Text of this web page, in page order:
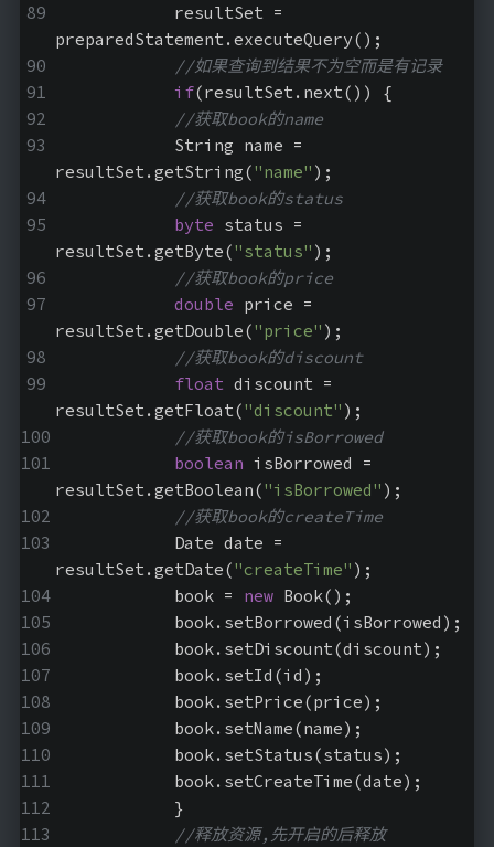
preparedStatement.executeQuery();
//如果查询到结果不为空而是有记录
if(resultSet.next()) {
//获取book的name
resultSet.getString("name" );
//获取book的status
byte status =
resultSet.getByte("status" );
//获取book的price
double price =
resultSet.getDouble("price" );
//获取book的discount
float discount =
resultSet.getFloat("discount" );
//获取book的isBorrowed
boolean isBorrowed =
resultSet.getBoolean("isBorrowed" );
//获取book的createTime
resultSet.getDate("createTime" );
            book =
new Book();
            book.setBorrowed(isBorrowed);
            book.setDiscount(discount);
            book.setId(id);
            book.setPrice(price);
            book.setName(name);
            book.setStatus(status);
            book.setCreateTime(date);
            }
//释放资源,先开启的后释放